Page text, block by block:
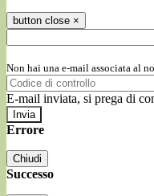
button close ×
Non hai una e-mail associata al
E-mail inviata, si prega di
Errore
Chiudi
Successo